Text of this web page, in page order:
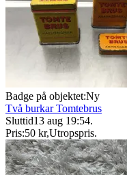
Badge på objektet:Ny
Två burkar Tomtebrus
Sluttid13 aug 19:54.
Pris:50 kr,Utropspris.